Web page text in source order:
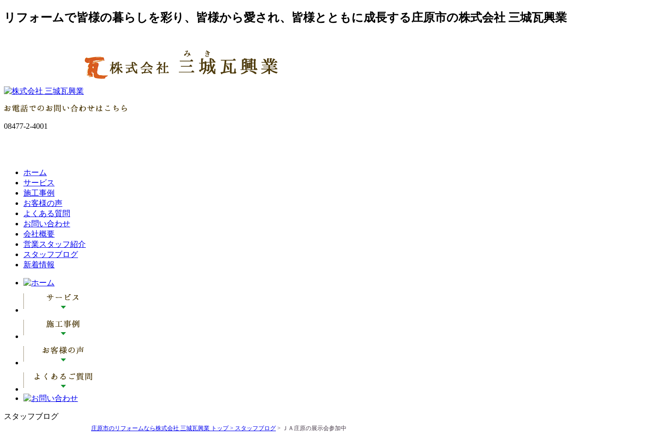
リフォームで皆様の暮らしを彩り、皆様から愛され、皆様とともに成長する庄原市の株式会社 三城瓦興業
08477-2-4001
ホーム
サービス
施工事例
お客様の声
よくある質問
お問い合わせ
会社概要
営業スタッフ紹介
スタッフブログ
新着情報
スタッフブログ
庄原市のリフォームなら株式会社 三城瓦興業 トップ > スタッフブログ > ＪＡ庄原の展示会参加中